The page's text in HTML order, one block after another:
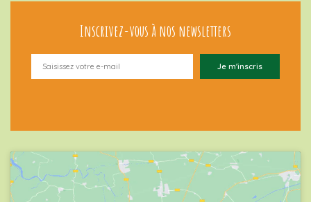
Inscrivez-vous à nos newsletters